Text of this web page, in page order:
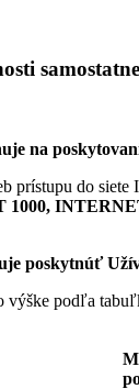
na
prístupu do siete
1000,
poskytnúť
výške podľa